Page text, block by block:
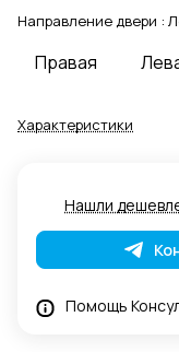
Направление двери :
Правая
Характеристики
Нашли
Помощь